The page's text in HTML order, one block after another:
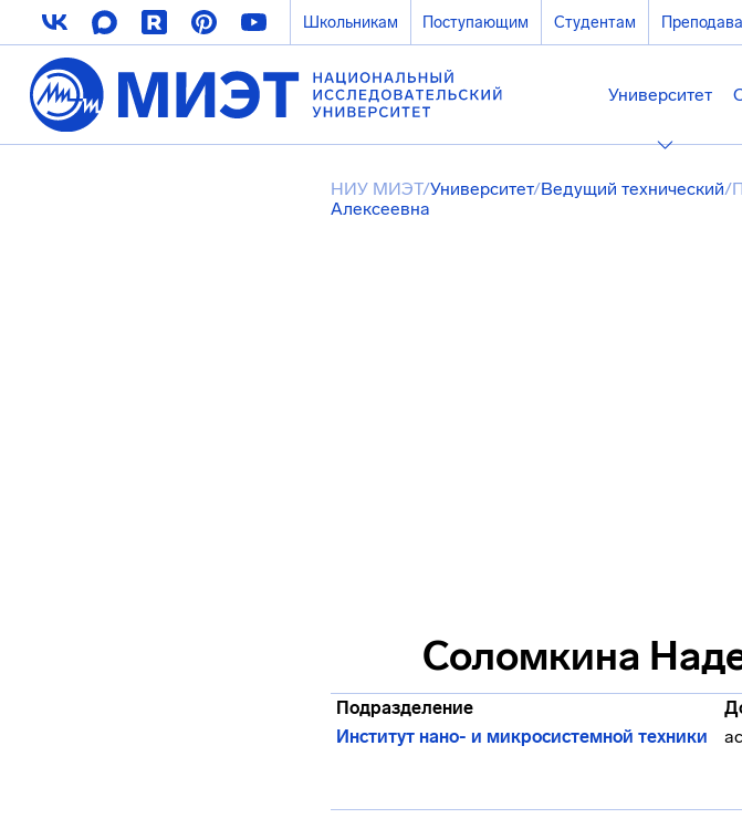
Школьникам Поступающим Студентам
Университет
НИУ МИЭТ/Университет/Ведущий технический/
Алексеевна
Соломкина
Подразделение
Институт нано- и микросистемной техники